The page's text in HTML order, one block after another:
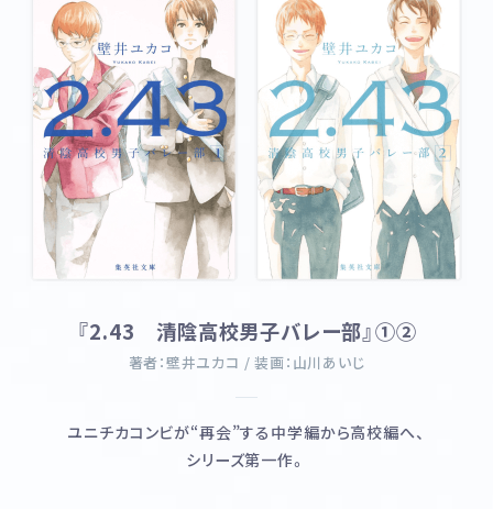
STORY
CHARACTER
STAFF&CAST
MOVIE
MUSIC
Blu-ray&DVD
BOOKS
GOODS
FUKUI × 2.43
FUKUI MAP
@243anime
『2.43 清陰高校男子バレー部』①②
著者：壁井ユカコ / 装画：山川あいじ
ユニチカコンビが“再会”する中学編から高校編へ、
シリーズ第一作。